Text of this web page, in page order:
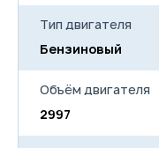
Тип двигателя
Бензиновый
Объём двигателя
2997